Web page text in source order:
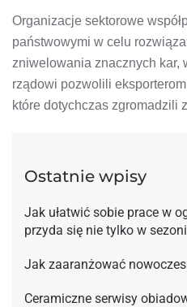
Organizacje sektorowe
państwowymi w celu
zniwelowania znacznych kar,
rządowi pozwolili
które dotychczas zgromadzili
Ostatnie wpisy
Jak ułatwić sobie prace w
przyda się nie tylko w
Jak zaaranżować
Ceramiczne serwisy